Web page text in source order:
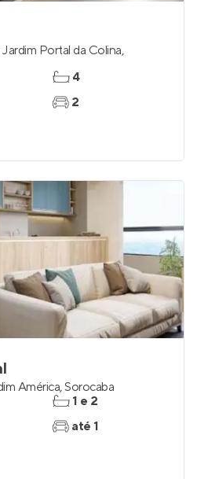
Jardim Portal da Colina,
4
2
América,Sorocaba
1 e 2
até 1